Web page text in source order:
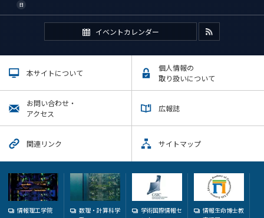
日
イベントカレンダー
本サイトについて
個人情報の
取り扱いについて
お問い合わせ・
アクセス
広報誌
関連リンク サイトマップ
情報理工学院
数理・計算科学
学術国際情報セ
情報生命博士教